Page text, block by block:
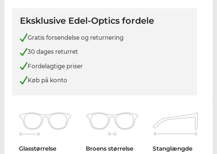
Eksklusive Edel-Optics fordele
Gratis forsendelse og returnering
30 dages returret
Fordelagtige priser
Køb på konto
Glasstørrelse
Broens størrelse
Stanglængde